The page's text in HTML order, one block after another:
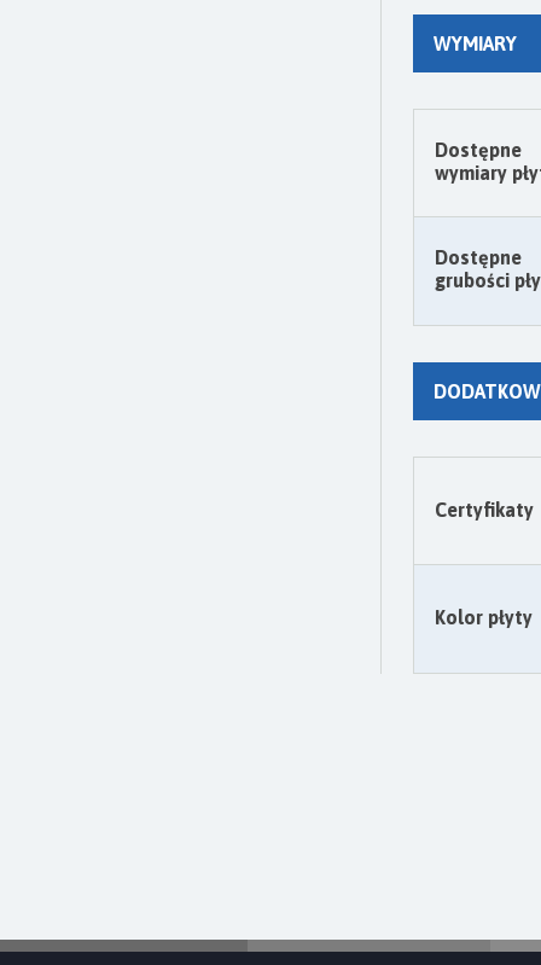
Kolor płyty
Certyfikaty
Dostępne
grubości
Dostępne
wymiary
WYMIARY